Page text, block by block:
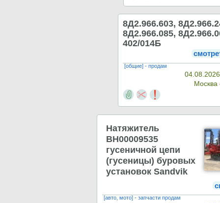
8Д2.966.603,
8Д2.966.085,
402/014Б
[общие] - продам
Москва
Натяжитель
BH00009535
гусеничной цепи
(гусеницы) буровых
установок Sandvik
[авто, мото] - запчасти продам